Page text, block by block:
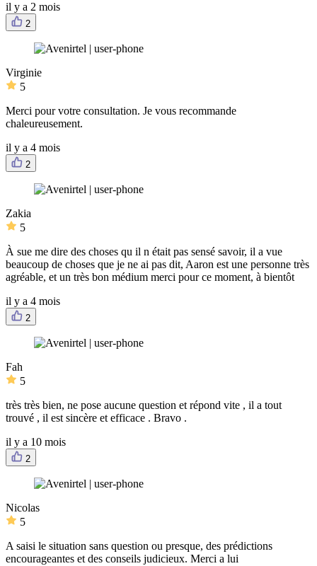
il y a 2 mois
2
Virginie
5
Merci pour votre consultation. Je vous recommande
chaleureusement.
il y a 4 mois
2
Zakia
5
À sue me dire des choses qu il n était pas sensé savoir, il a vue
beaucoup de choses que je ne ai pas dit, Aaron est une personne très
agréable, et un très bon médium merci pour ce moment, à bientôt
il y a 4 mois
2
Fah
5
très très bien, ne pose aucune question et répond vite , il a tout
trouvé , il est sincère et efficace . Bravo .
il y a 10 mois
2
Nicolas
5
A saisi le situation sans question ou presque, des prédictions
encourageantes et des conseils judicieux. Merci a lui